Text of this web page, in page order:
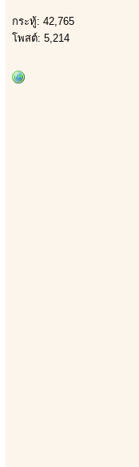
กระทู้: 42,765
โพสต์: 5,214